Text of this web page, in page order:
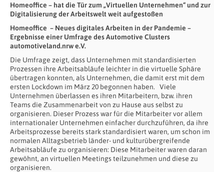
Homeoffice – hat die Tür zum „Virtuellen Unternehmen“ und zur
Digitalisierung der Arbeitswelt weit aufgestoßen
Homeoffice – Neues digitales Arbeiten in der Pandemie –
Ergebnisse einer Umfrage des Automotive Clusters
automotiveland.nrw e.V.
Die Umfrage zeigt, dass Unternehmen mit standardisierten
Prozessen ihre Arbeitsabläufe leichter in die virtuelle Sphäre
übertragen konnten, als Unternehmen, die damit erst mit dem
ersten Lockdown im März 20 begonnen haben. Viele
Unternehmen überlassen es ihren Mitarbeitern, bzw. ihren
Teams die Zusammenarbeit von zu Hause aus selbst zu
organisieren. Dieser Prozess war für die Mitarbeiter vor allem
internationaler Unternehmen einfacher durchzuführen, da ihre
Arbeitsprozesse bereits stark standardisiert waren, um schon im
normalen Alltagsbetrieb länder- und kulturübergreifende
Arbeitsabläufe zu organisieren: Diese Mitarbeiter waren daran
gewöhnt, an virtuellen Meetings teilzunehmen und diese zu
organisieren.